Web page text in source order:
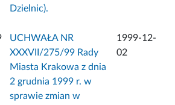
Dzielnic).
UCHWAŁA NR
XXXVII/275/99 Rady
Miasta Krakowa z dnia
2 grudnia 1999 r. w
sprawie zmian w
1999-12-
02